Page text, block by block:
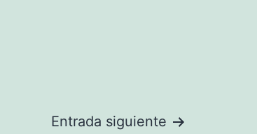
Entrada siguiente